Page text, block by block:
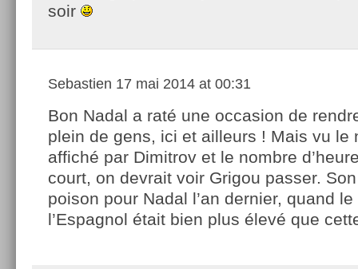
soir
Sebastien 17 mai 2014 at 00:31
Bon Nadal a raté une occasion de
plein de gens, ici et ailleurs ! Mais vu le
affiché par Dimitrov et le nombre
court, on devrait voir Grigou passer.
poison pour Nadal l’an dernier, quand
l’Espagnol était bien plus élevé que